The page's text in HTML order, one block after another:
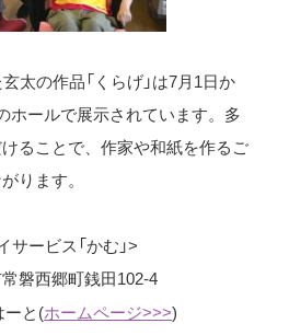
太の作品「くらげ」は7月1日か
ホールで展示されています。多
ることで、作家や和紙を作るご
ります。
ービス「かむ」>
磐西郷町銭田102-4
ーと(ホームページ>>>)